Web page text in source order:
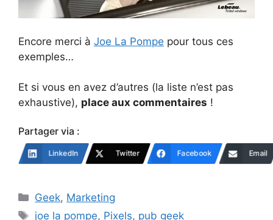
Encore merci à Joe La Pompe pour tous ces
exemples…
Et si vous en avez d’autres (la liste n’est pas
exhaustive), place aux commentaires !
Partager via :
LinkedIn Twitter Facebook Email
Catégories
Geek, Marketing
Étiquettes
joe la pompe, Pixels, pub geek